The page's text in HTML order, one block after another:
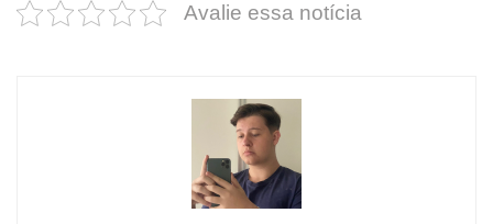
Avalie essa notícia